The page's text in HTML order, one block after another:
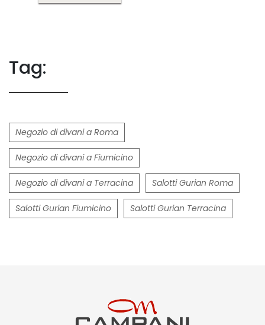
Tag:
Negozio di divani a Roma
Negozio di divani a Fiumicino
Negozio di divani a Terracina Salotti Gurian Roma
Salotti Gurian Fiumicino Salotti Gurian Terracina